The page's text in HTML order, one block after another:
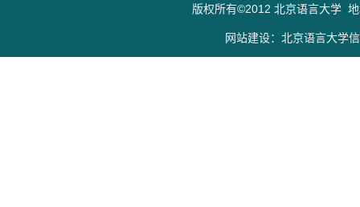
版权所有©2012 北京语言大学
网站建设：北京语言大学